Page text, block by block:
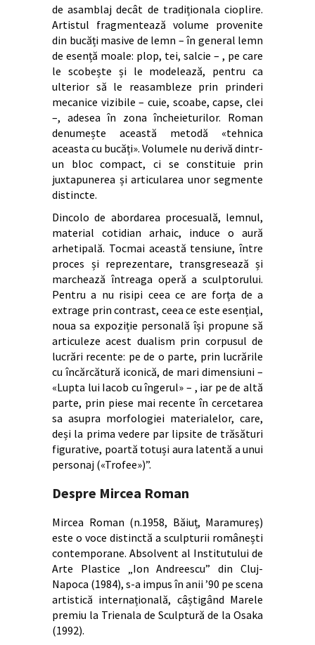
de asamblaj decât de tradiționala cioplire.
Artistul fragmentează volume provenite
din bucăți masive de lemn – în general lemn
de esență moale: plop, tei, salcie – , pe care
le scobește și le modelează, pentru ca
ulterior să le reasambleze prin prinderi
mecanice vizibile – cuie, scoabe, capse, clei
–, adesea în zona încheieturilor. Roman
denumește această metodă «tehnica
aceasta cu bucăți». Volumele nu derivă dintr-
un bloc compact, ci se constituie prin
juxtapunerea și articularea unor segmente
distincte.
Dincolo de abordarea procesuală, lemnul,
material cotidian arhaic, induce o aură
arhetipală. Tocmai această tensiune, între
proces și reprezentare, transgresează și
marchează întreaga operă a sculptorului.
Pentru a nu risipi ceea ce are forța de a
extrage prin contrast, ceea ce este esențial,
noua sa expoziție personală își propune să
articuleze acest dualism prin corpusul de
lucrări recente: pe de o parte, prin lucrările
cu încărcătură iconică, de mari dimensiuni –
«Lupta lui Iacob cu îngerul» – , iar pe de altă
parte, prin piese mai recente în cercetarea
sa asupra morfologiei materialelor, care,
deși la prima vedere par lipsite de trăsături
figurative, poartă totuși aura latentă a unui
personaj («Trofee»)”.
Despre Mircea Roman
Mircea Roman (n.1958, Băiuț, Maramureș)
este o voce distinctă a sculpturii românești
contemporane. Absolvent al Institutului de
Arte Plastice „Ion Andreescu” din Cluj-
Napoca (1984), s-a impus în anii ’90 pe scena
artistică internațională, câștigând Marele
premiu la Trienala de Sculptură de la Osaka
(1992).